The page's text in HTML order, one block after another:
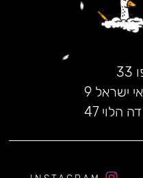
ישראל 9
הלוי 47